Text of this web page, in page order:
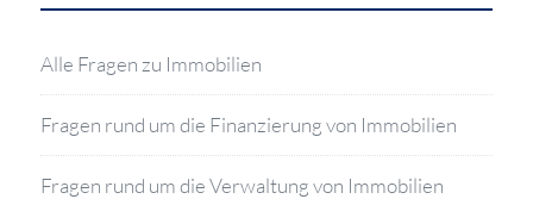
Alle Fragen zu Immobilien
Fragen rund um die Finanzierung von Immobilien
Fragen rund um die Verwaltung von Immobilien